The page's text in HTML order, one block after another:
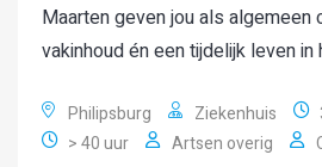
Maarten geven jou als algemeen
vakinhoud én een tijdelijk leven in
Philipsburg Ziekenhuis
> 40 uur
Artsen overig